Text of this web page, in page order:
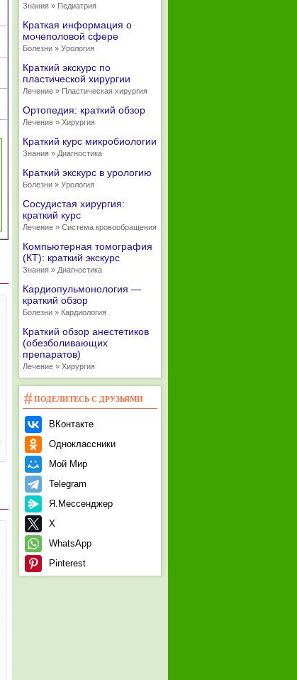
Знания » Педиатрия
Краткая информация о
мочеполовой сфере
Болезни » Урология
Краткий экскурс по
пластической хирургии
Лечение » Пластическая хирургия
Ортопедия: краткий обзор
Лечение » Хирургия
Краткий курс микробиологии
Знания » Диагностика
Краткий экскурс в урологию
Болезни » Урология
Сосудистая хирургия:
краткий курс
Лечение » Система кровообращения
Компьютерная томография
(КТ): краткий экскурс
Знания » Диагностика
Кардиопульмонология —
краткий обзор
Болезни » Кардиология
Краткий обзор анестетиков
(обезболивающих
препаратов)
Лечение » Хирургия
ПОДЕЛИТЕСЬ С ДРУЗЬЯМИ
ВКонтакте
Одноклассники
Мой Мир
Telegram
Я.Мессенджер
X
WhatsApp
Pinterest